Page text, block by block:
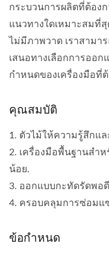
กระบวนการผลิตที่ต้องก
แนวทางใดเหมาะสมที่
ไม่มีภาพวาด เราสามา
เสนอทางเลือกการออ
กำหนดของเครื่องมือที่ต้
คุณสมบัติ
1. ตัวไม้ให้ความรู้สึกแ
2. เครื่องมือพื้นฐานสำ
น้อย.
3. ออกแบบกะทัดรัดพอ
4. ครอบคลุมการซ่อมแ
ข้อกำหนด